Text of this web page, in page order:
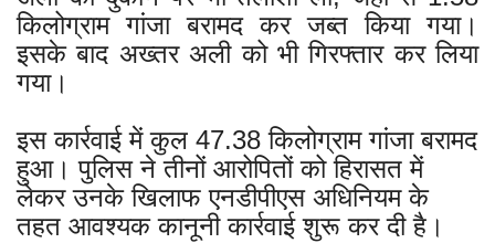
किलोग्राम गांजा बरामद कर जब्त किया गया।
इसके बाद अख्तर अली को भी गिरफ्तार कर लिया
गया।
इस कार्रवाई में कुल 47.38 किलोग्राम गांजा बरामद
हुआ। पुलिस ने तीनों आरोपितों को हिरासत में
लेकर उनके खिलाफ एनडीपीएस अधिनियम के
तहत आवश्यक कानूनी कार्रवाई शुरू कर दी है।